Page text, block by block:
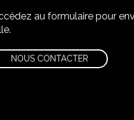
au formulaire pour
NOUS CONTACTER